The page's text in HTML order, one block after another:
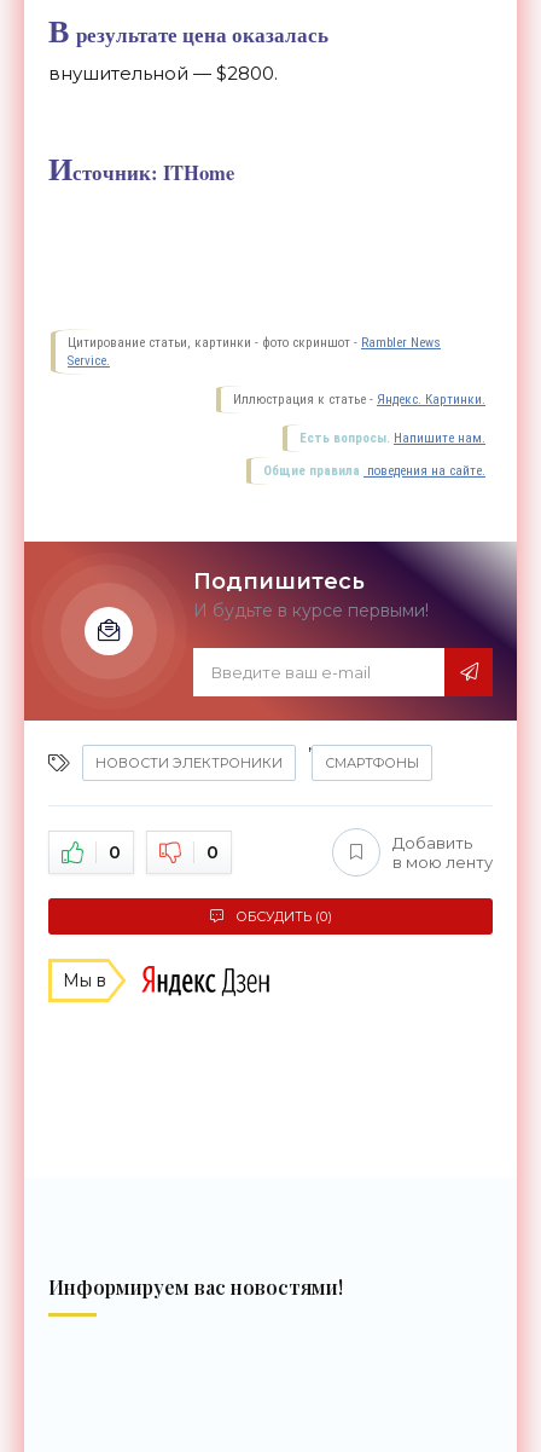
В результате цена оказалась
внушительной — $2800.
Источник: ITHome
Цитирование статьи, картинки - фото скриншот - Rambler News
Service.
Иллюстрация к статье - Яндекс. Картинки.
Есть вопросы. Напишите нам.
Общие правила поведения на сайте.
Подпишитесь
И будьте в курсе первыми!
НОВОСТИ ЭЛЕКТРОНИКИ
,
СМАРТФОНЫ
0 0
Добавить
в мою ленту
ОБСУДИТЬ (0)
Мы в
Информируем вас новостями!